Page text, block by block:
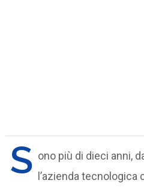
S ono più di dieci anni,
l’azienda tecnologica